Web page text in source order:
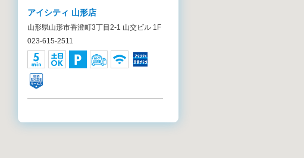
アイシティ 山形店
山形県山形市香澄町3丁目2-1 山交ビル 1F
023-615-2511